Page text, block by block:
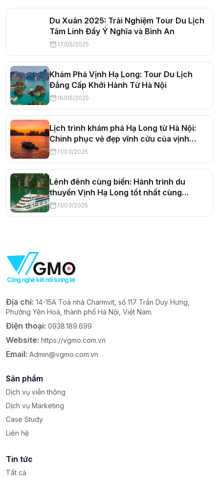
Du Xuân 2025: Trải Nghiệm Tour Du Lịch
Tâm Linh Đầy Ý Nghĩa và Bình An
17/05/2025
Khám Phá Vịnh Hạ Long: Tour Du Lịch
Đẳng Cấp Khởi Hành Từ Hà Nội
16/05/2025
Lịch trình khám phá Hạ Long từ Hà Nội:
Chinh phục vẻ đẹp vĩnh cửu của vịnh
xanh11/03/2025
Lênh đênh cùng biển: Hành trình du
thuyền Vịnh Hạ Long tốt nhất cùng
SmartTravel (Phần 2)
11/03/2025
Địa chỉ: 14-15A Toà nhà Charmvit, số 117 Trần Duy Hưng,
Phường Yên Hoà, thành phố Hà Nội, Việt Nam.
Điện thoại: 0938.189.699
Website: https://vgmo.com.vn
Email: Admin@vgmo.com.vn
Sản phẩm
Dịch vụ viễn thông
Dịch vụ Marketing
Case Study
Liên hệ
Tin tức
Tất cả